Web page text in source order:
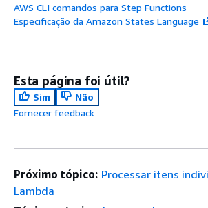
AWS CLI comandos para Step Functions
Especificação da Amazon States Language
Esta página foi útil?
Sim
Não
Fornecer feedback
Próximo tópico: Processar itens
Lambda